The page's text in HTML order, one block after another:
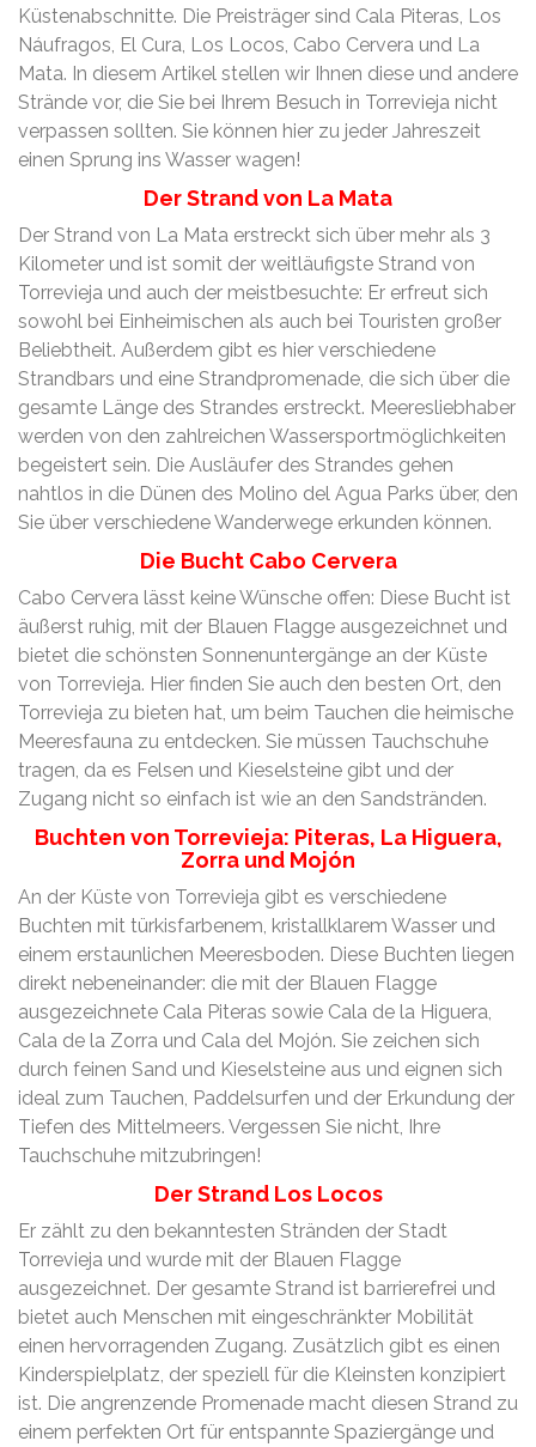
Küstenabschnitte. Die Preisträger sind Cala Piteras, Los
Náufragos, El Cura, Los Locos, Cabo Cervera und La
Mata. In diesem Artikel stellen wir Ihnen diese und andere
Strände vor, die Sie bei Ihrem Besuch in Torrevieja nicht
verpassen sollten. Sie können hier zu jeder Jahreszeit
einen Sprung ins Wasser wagen!
Der Strand von La Mata
Der Strand von La Mata erstreckt sich über mehr als 3
Kilometer und ist somit der weitläufigste Strand von
Torrevieja und auch der meistbesuchte: Er erfreut sich
sowohl bei Einheimischen als auch bei Touristen großer
Beliebtheit. Außerdem gibt es hier verschiedene
Strandbars und eine Strandpromenade, die sich über die
gesamte Länge des Strandes erstreckt. Meeresliebhaber
werden von den zahlreichen Wassersportmöglichkeiten
begeistert sein. Die Ausläufer des Strandes gehen
nahtlos in die Dünen des Molino del Agua Parks über, den
Sie über verschiedene Wanderwege erkunden können.
Die Bucht Cabo Cervera
Cabo Cervera lässt keine Wünsche offen: Diese Bucht ist
äußerst ruhig, mit der Blauen Flagge ausgezeichnet und
bietet die schönsten Sonnenuntergänge an der Küste
von Torrevieja. Hier finden Sie auch den besten Ort, den
Torrevieja zu bieten hat, um beim Tauchen die heimische
Meeresfauna zu entdecken. Sie müssen Tauchschuhe
tragen, da es Felsen und Kieselsteine gibt und der
Zugang nicht so einfach ist wie an den Sandstränden.
Buchten von Torrevieja: Piteras, La Higuera,
Zorra und Mojón
An der Küste von Torrevieja gibt es verschiedene
Buchten mit türkisfarbenem, kristallklarem Wasser und
einem erstaunlichen Meeresboden. Diese Buchten liegen
direkt nebeneinander: die mit der Blauen Flagge
ausgezeichnete Cala Piteras sowie Cala de la Higuera,
Cala de la Zorra und Cala del Mojón. Sie zeichen sich
durch feinen Sand und Kieselsteine aus und eignen sich
ideal zum Tauchen, Paddelsurfen und der Erkundung der
Tiefen des Mittelmeers. Vergessen Sie nicht, Ihre
Tauchschuhe mitzubringen!
Der Strand Los Locos
Er zählt zu den bekanntesten Stränden der Stadt
Torrevieja und wurde mit der Blauen Flagge
ausgezeichnet. Der gesamte Strand ist barrierefrei und
bietet auch Menschen mit eingeschränkter Mobilität
einen hervorragenden Zugang. Zusätzlich gibt es einen
Kinderspielplatz, der speziell für die Kleinsten konzipiert
ist. Die angrenzende Promenade macht diesen Strand zu
einem perfekten Ort für entspannte Spaziergänge und